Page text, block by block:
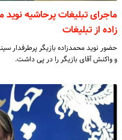
ماجرای تبلیغات پرحاشیه
زاده از تبلیغات
حضور نوید محمدزاده بازیگر پرطرفدار
و واکنش آقای بازیگر را در پی داشت.